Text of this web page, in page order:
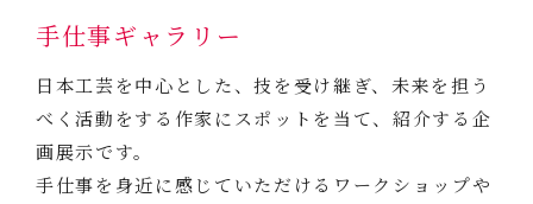
手仕事ギャラリー
日本工芸を中心とした、技を受け継ぎ、未来を担う
べく活動をする作家にスポットを当て、紹介する企
画展示です。
手仕事を身近に感じていただけるワークショップや